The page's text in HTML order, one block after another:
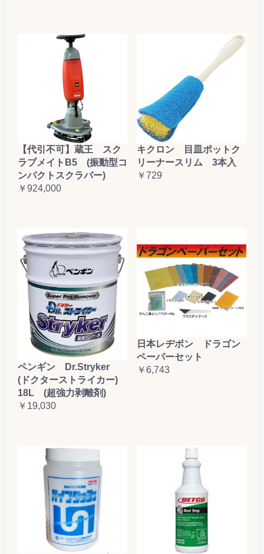
【代引不可】蔵王 スク
ラブメイトB5 (振動型コ
ンパクトスクラバー)
￥924,000
キクロン 目皿ポットク
リーナースリム 3本入
￥729
ペンギン Dr.Stryker
(ドクターストライカー)
18L (超強力剥離剤)
￥19,030
日本レヂボン ドラゴン
ペーパーセット
￥6,743